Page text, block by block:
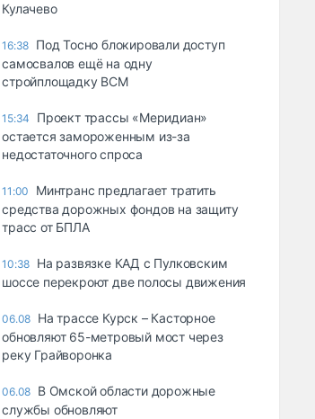
Кулачево
16:38 Под Тосно блокировали доступ
самосвалов ещё на одну
стройплощадку ВСМ
15:34
Проект трассы «Меридиан»
остается замороженным из-за
недостаточного спроса
11:00
Минтранс предлагает тратить
средства дорожных фондов на защиту
трасс от БПЛА
10:38 На развязке КАД с Пулковским
шоссе перекроют две полосы движения
06.08 На трассе Курск – Касторное
обновляют 65-метровый мост через
реку Грайворонка
06.08 В Омской области дорожные
службы обновляют